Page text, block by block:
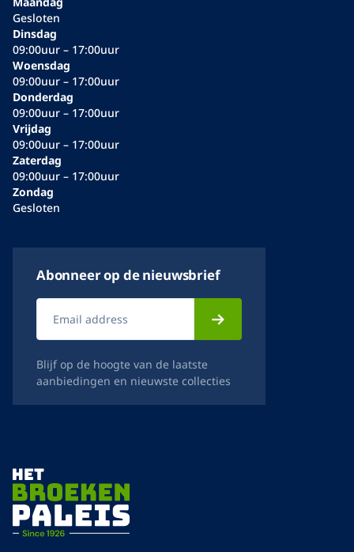
Gesloten
Dinsdag
09:00uur – 17:00uur
Woensdag
09:00uur – 17:00uur
Donderdag
09:00uur – 17:00uur
Vrijdag
09:00uur – 17:00uur
Zaterdag
09:00uur – 17:00uur
Zondag
Gesloten
Abonneer op de nieuwsbrief
Blijf op de hoogte van de laatste
aanbiedingen en nieuwste collecties